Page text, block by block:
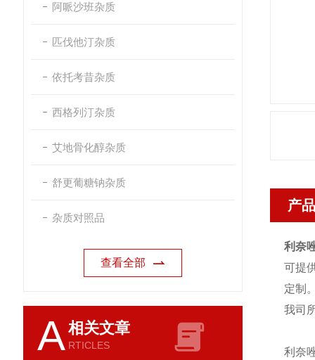
阿哌沙班杂质
匹伐他汀杂质
依托考昔杂质
西格列汀杂质
艾地骨化醇杂质
舒更葡糖钠杂质
杂质对照品
查看全部
A相关文章
RTICLES
产
利奈
可提
定制
我司
利奈